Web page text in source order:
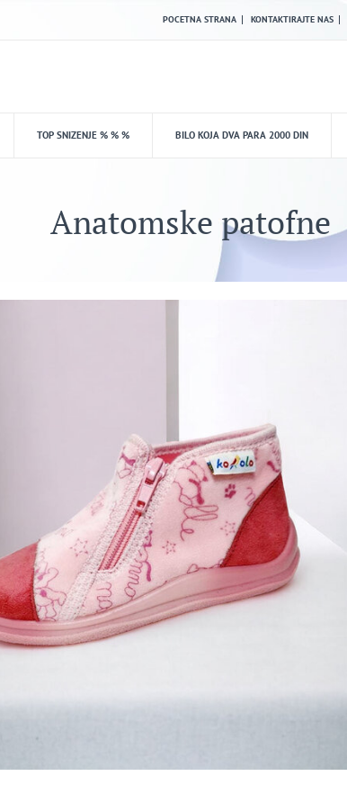
POCETNA STRANA KONTAKTIRAJTE NAS
TOP SNIZENJE % % % BILO KOJA DVA PARA 2000 DIN
Anatomske patofne